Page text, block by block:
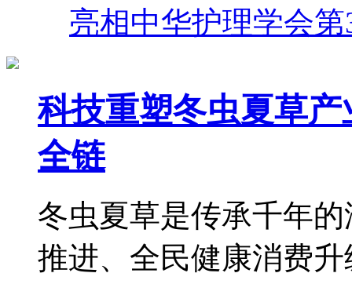
亮相中华护理学会
科技重塑冬虫夏草
全链
冬虫夏草是传承千年
推进、全民健康消费